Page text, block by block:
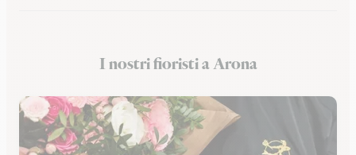
Fioristi a AlessandriaI nostri fioristi a Arona